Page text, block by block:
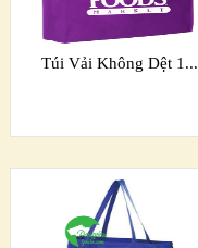
Túi Vải Không Dệt 1...